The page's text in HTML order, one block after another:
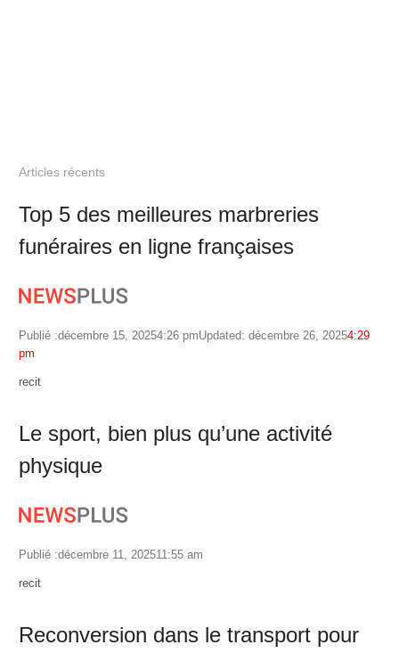
Articles récents
Top 5 des meilleures marbreries
funéraires en ligne françaises
Publié :décembre 15, 20254:26 pmUpdated: décembre 26, 20254:29
pm
Author
recit
Le sport, bien plus qu’une activité
physique
Publié :décembre 11, 202511:55 am
Author
recit
Reconversion dans le transport pour